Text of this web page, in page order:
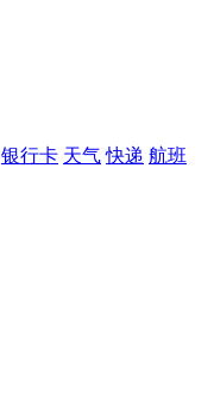
银行卡 天气 快递 航班